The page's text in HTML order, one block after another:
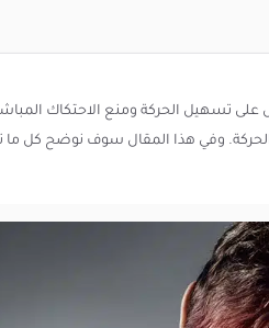
الحركة ومنع الاحتكاك المباشر
وفي هذا المقال سوف نوضح كل ما